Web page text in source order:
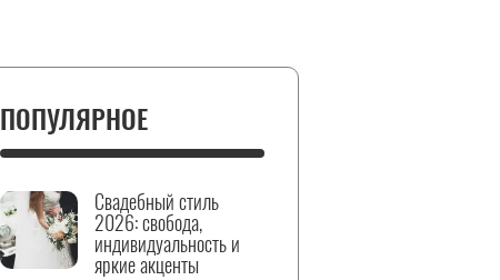
ПОПУЛЯРНОЕ
Свадебный стиль
2026: свобода,
индивидуальность и
яркие акценты